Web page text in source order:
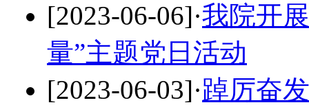
[2023-06-06]·我院开
量”主题党日活动
[2023-06-03]·踔厉奋